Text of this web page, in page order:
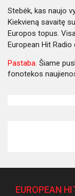
Stebėk, kas naujo
Kiekvieną savaitę
Europos topus.
European Hit Radio
Pastaba. Šiame
fonotekos
EUROPEAN